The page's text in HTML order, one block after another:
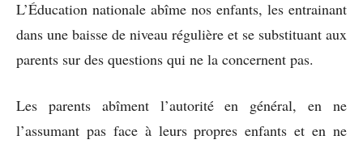
L’Éducation nationale abîme nos enfants, les entrainant
dans une baisse de niveau régulière et se substituant aux
parents sur des questions qui ne la concernent pas.
Les parents abîment l’autorité en général, en ne
l’assumant pas face à leurs propres enfants et en ne